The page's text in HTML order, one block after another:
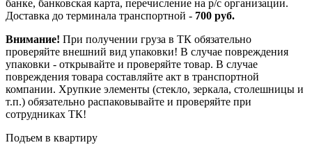
банке, банковская карта, перечисление на р/с организации.
Доставка до терминала транспортной - 700 руб.
Внимание! При получении груза в ТК обязательно
проверяйте внешний вид упаковки! В случае повреждения
упаковки - открывайте и проверяйте товар. В случае
повреждения товара составляйте акт в транспортной
компании. Хрупкие элементы (стекло, зеркала, столешницы и
т.п.) обязательно распаковывайте и проверяйте при
сотрудниках ТК!
Подъем в квартиру